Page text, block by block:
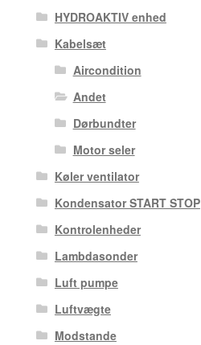
HYDROAKTIV enhed
Kabelsæt
Aircondition
Andet
Dørbundter
Motor seler
Køler ventilator
Kondensator START STOP
Kontrolenheder
Lambdasonder
Luft pumpe
Luftvægte
Modstande